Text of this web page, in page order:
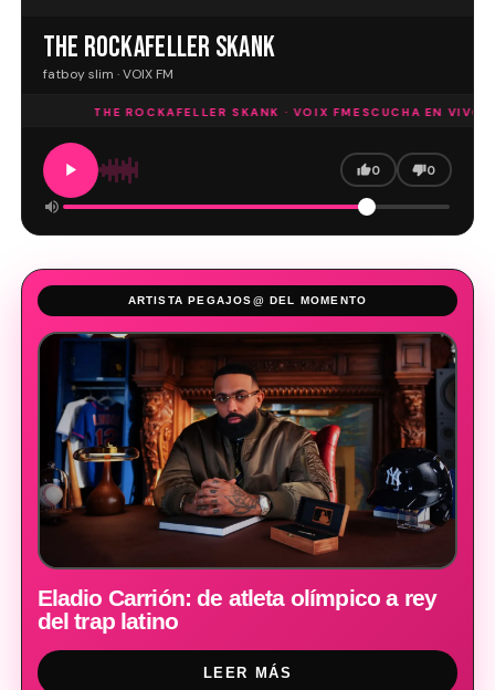
THE ROCKAFELLER SKANK
fatboy slim · VOIX FM
THE ROCKAFELLER SKANK · VOIX FMESCUCHA EN VIVO
0 0
ARTISTA PEGAJOS@ DEL MOMENTO
Eladio Carrión: de atleta olímpico a rey
del trap latino
LEER MÁS